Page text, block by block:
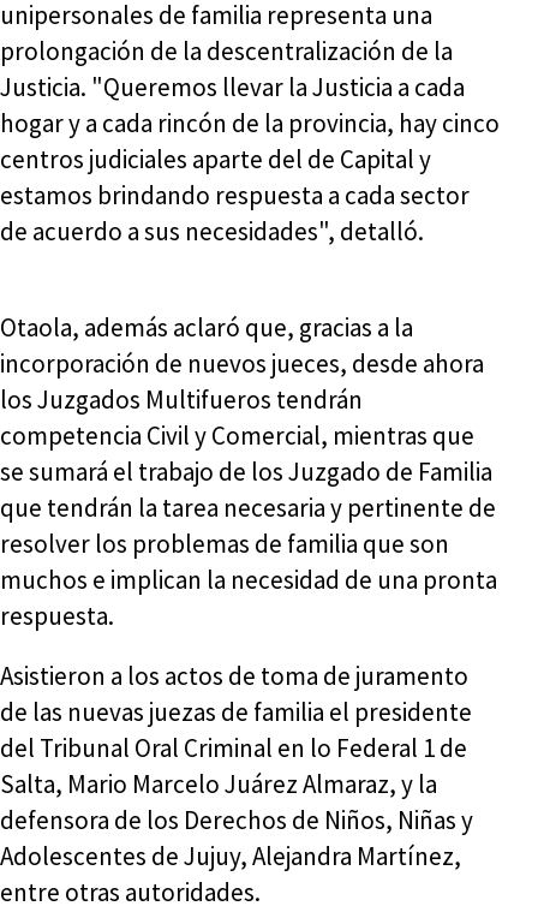
unipersonales de familia representa una
prolongación de la descentralización de la
Justicia. "Queremos llevar la Justicia a cada
hogar y a cada rincón de la provincia, hay cinco
centros judiciales aparte del de Capital y
estamos brindando respuesta a cada sector
de acuerdo a sus necesidades", detalló.
Otaola, además aclaró que, gracias a la
incorporación de nuevos jueces, desde ahora
los Juzgados Multifueros tendrán
competencia Civil y Comercial, mientras que
se sumará el trabajo de los Juzgado de Familia
que tendrán la tarea necesaria y pertinente de
resolver los problemas de familia que son
muchos e implican la necesidad de una pronta
respuesta.
Asistieron a los actos de toma de juramento
de las nuevas juezas de familia el presidente
del Tribunal Oral Criminal en lo Federal 1 de
Salta, Mario Marcelo Juárez Almaraz, y la
defensora de los Derechos de Niños, Niñas y
Adolescentes de Jujuy, Alejandra Martínez,
entre otras autoridades.